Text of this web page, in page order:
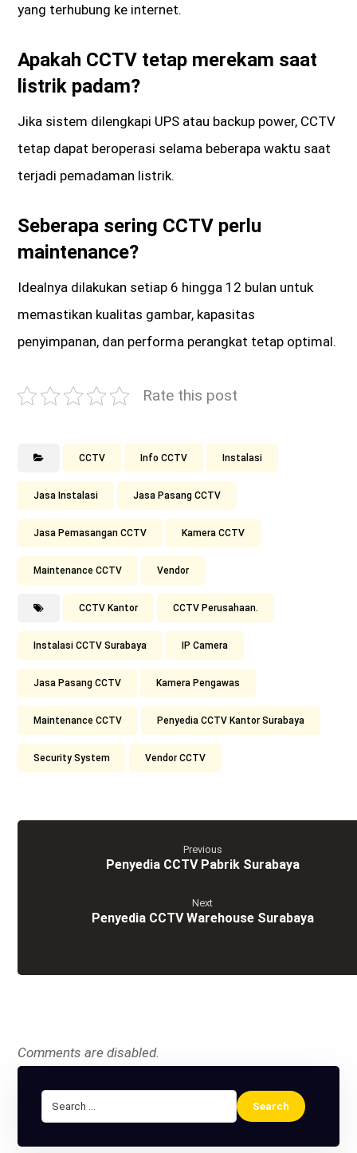
yang terhubung ke internet.
Apakah CCTV tetap merekam saat
listrik padam?
Jika sistem dilengkapi UPS atau backup power, CCTV
tetap dapat beroperasi selama beberapa waktu saat
terjadi pemadaman listrik.
Seberapa sering CCTV perlu
maintenance?
Idealnya dilakukan setiap 6 hingga 12 bulan untuk
memastikan kualitas gambar, kapasitas
penyimpanan, dan performa perangkat tetap optimal.
Rate this post
CCTV Info CCTV Instalasi
Jasa Instalasi Jasa Pasang CCTV
Jasa Pemasangan CCTV Kamera CCTV
Maintenance CCTV Vendor
CCTV Kantor CCTV Perusahaan.
Instalasi CCTV Surabaya IP Camera
Jasa Pasang CCTV Kamera Pengawas
Maintenance CCTV Penyedia CCTV Kantor Surabaya
Security System Vendor CCTV
Previous
Penyedia CCTV Pabrik Surabaya
Next
Penyedia CCTV Warehouse Surabaya
Comments are disabled.